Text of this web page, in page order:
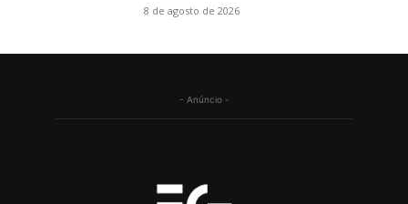
8 de agosto de 2026
- Anúncio -